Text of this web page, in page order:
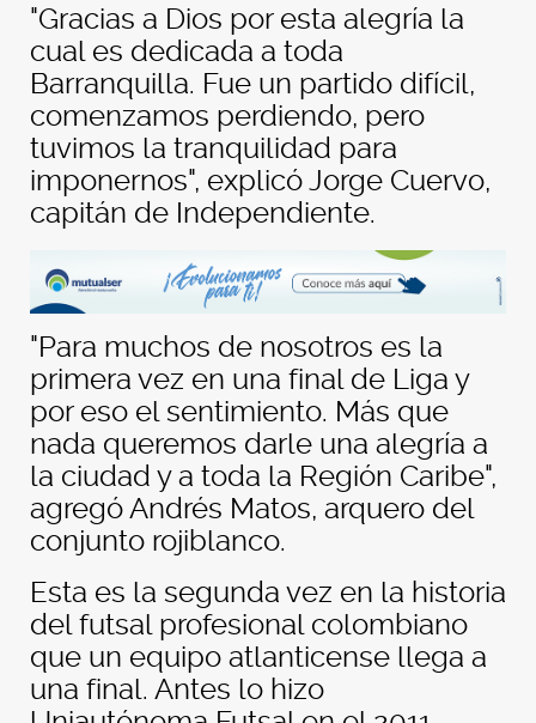
"Gracias a Dios por esta alegría la
cual es dedicada a toda
Barranquilla. Fue un partido difícil,
comenzamos perdiendo, pero
tuvimos la tranquilidad para
imponernos", explicó Jorge Cuervo,
capitán de Independiente.
"Para muchos de nosotros es la
primera vez en una final de Liga y
por eso el sentimiento. Más que
nada queremos darle una alegría a
la ciudad y a toda la Región Caribe",
agregó Andrés Matos, arquero del
conjunto rojiblanco.
Esta es la segunda vez en la historia
del futsal profesional colombiano
que un equipo atlanticense llega a
una final. Antes lo hizo